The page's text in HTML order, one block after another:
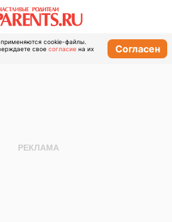
cookie-файлы.
свое согласие на их
Согласен